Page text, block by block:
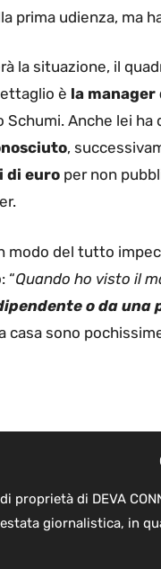
prima udienza, ma
la situazione, il
è la manager
Schumi. Anche lei
,
di euro per non
del tutto
“Quando ho visto il
o da una
casa sono
proprietà di DEVA
giornalistica, in